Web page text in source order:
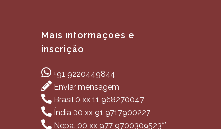
Mais informações e
inscrição
+91 9220449844
Enviar mensagem
Brasil 0 xx 11 968270047
Índia 00 xx 91 9717900227
Nepal 00 xx 977 9700309523**